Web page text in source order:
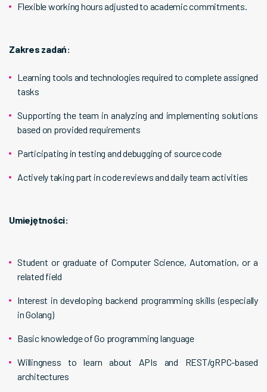
Flexible working hours adjusted to academic commitments.
Zakres zadań:
Learning tools and technologies required to complete assigned
tasks
Supporting the team in analyzing and implementing solutions
based on provided requirements
Participating in testing and debugging of source code
Actively taking part in code reviews and daily team activities
Umiejętności:
Student or graduate of Computer Science, Automation, or a
related field
Interest in developing backend programming skills (especially
in Golang)
Basic knowledge of Go programming language
Willingness to learn about APIs and REST/gRPC-based
architectures